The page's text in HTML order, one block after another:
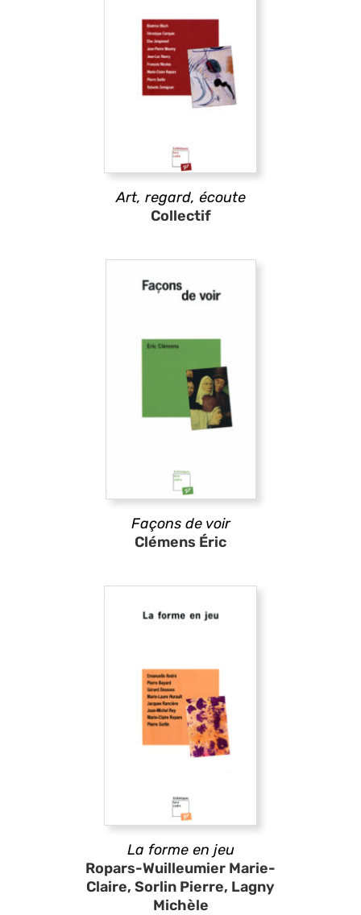
Art, regard, écoute
Collectif
Façons de voir
Clémens Éric
La forme en jeu
Ropars-Wuilleumier Marie-
Claire, Sorlin Pierre, Lagny
Michèle